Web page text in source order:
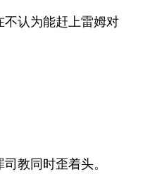
认为能赶上雷姆对
教同时歪着头。